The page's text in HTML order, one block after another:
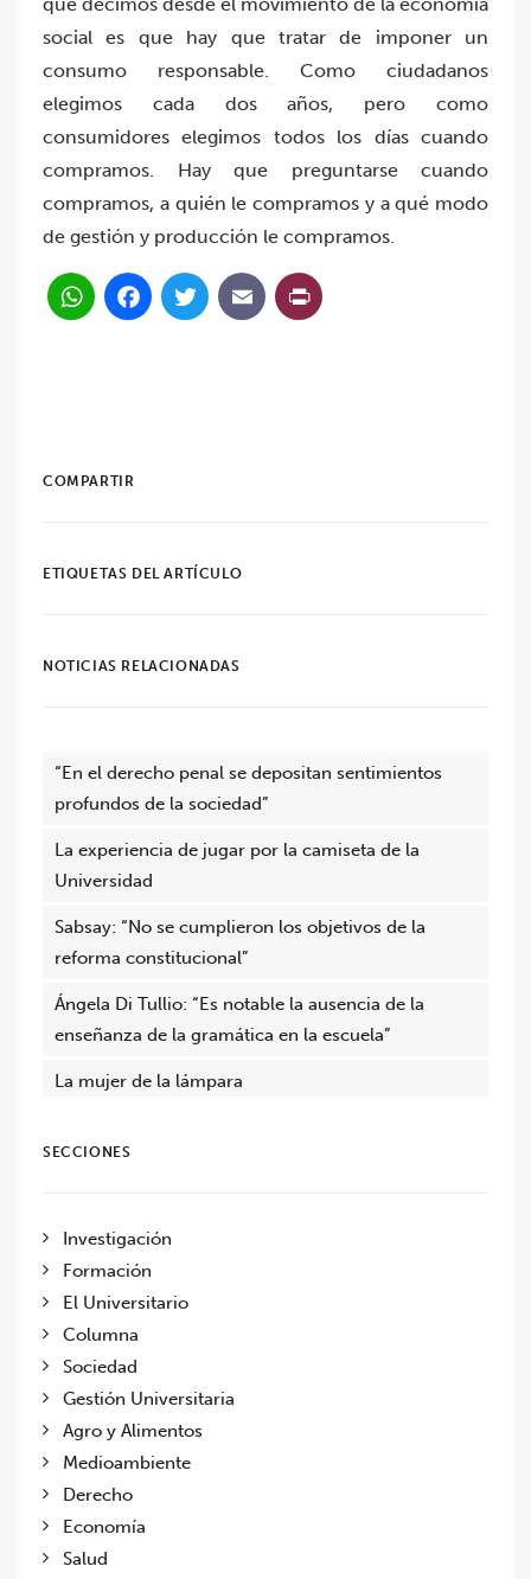
social es que hay que tratar de imponer un
consumo responsable. Como ciudadanos
elegimos cada dos años, pero como
consumidores elegimos todos los días cuando
compramos. Hay que preguntarse cuando
compramos, a quién le compramos y a qué modo
de gestión y producción le compramos.
WhatsApp
Facebook
Twitter
Email
COMPARTIR
ETIQUETAS DEL ARTÍCULO
NOTICIAS RELACIONADAS
“En el derecho penal se depositan sentimientos
profundos de la sociedad”
La experiencia de jugar por la camiseta de la
Universidad
Sabsay: “No se cumplieron los objetivos de la
reforma constitucional”
Ángela Di Tullio: “Es notable la ausencia de la
enseñanza de la gramática en la escuela”
La mujer de la lámpara
SECCIONES
Investigación
Formación
El Universitario
Columna
Sociedad
Gestión Universitaria
Agro y Alimentos
Medioambiente
Derecho
Economía
Salud